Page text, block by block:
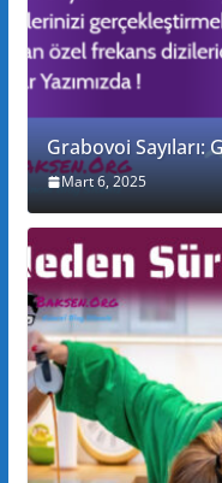
Grabovoi Sayıları:
Mart 6, 2025